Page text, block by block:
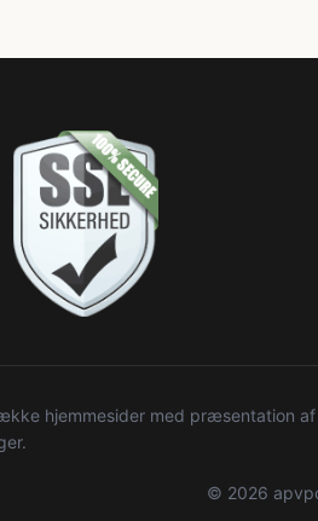
hjemmesider med præsentation
© 2026